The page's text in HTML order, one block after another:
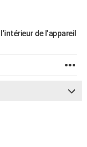
de l'appareil